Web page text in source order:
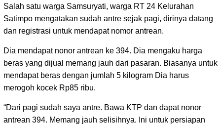
Salah satu warga Samsuryati, warga RT 24 Kelurahan
Satimpo mengatakan sudah antre sejak pagi, dirinya datang
dan registrasi untuk mendapat nomor antrean.
Dia mendapat nonor antrean ke 394. Dia mengaku harga
beras yang dijual memang jauh dari pasaran. Biasanya untuk
mendapat beras dengan jumlah 5 kilogram Dia harus
merogoh kocek Rp85 ribu.
“Dari pagi sudah saya antre. Bawa KTP dan dapat nonor
antrean 394. Memang jauh selisihnya. Ini untuk persiapan